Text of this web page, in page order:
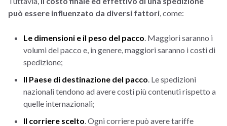
può essere influenzato da diversi fattori, come:
Le dimensioni e il peso del pacco. Maggiori saranno i
volumi del pacco e, in genere, maggiori saranno i costi di
spedizione;
Il Paese di destinazione del pacco. Le spedizioni
nazionali tendono ad avere costi più contenuti rispetto a
quelle internazionali;
Il corriere scelto. Ogni corriere può avere tariffe